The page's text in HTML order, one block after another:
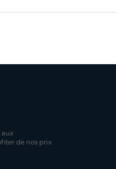
de nos prix